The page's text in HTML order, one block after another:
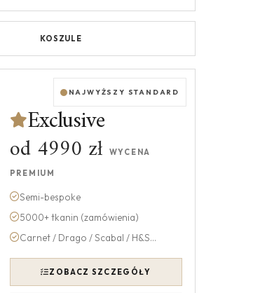
KOSZULE
NAJWYŻSZY STANDARD
Exclusive
od 4990 zł WYCENA
PREMIUM
Semi-bespoke
5000+ tkanin (zamówienia)
Carnet / Drago / Scabal / H&S...
ZOBACZ SZCZEGÓŁY